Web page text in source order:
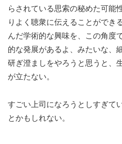
らされている思索の秘めた可能
りよく聴衆に伝えることができ
んだ学術的な興味を、この角度
的な発展があるよ、みたいな、
研ぎ澄ましをやろうと思うと、
が立たない。
すごい上司になろうとしすぎて
とかもしれない。